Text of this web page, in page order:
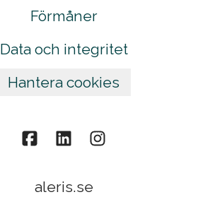
Förmåner
Data och integritet
Hantera cookies
aleris.se